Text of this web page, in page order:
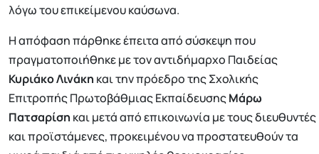
λόγω του επικείμενου καύσωνα.
Η απόφαση πάρθηκε έπειτα από σύσκεψη που
πραγματοποιήθηκε με τον αντιδήμαρχο Παιδείας
ΚυριάκοΛινάκη και την πρόεδρο της Σχολικής
Επιτροπής Πρωτοβάθμιας ΕκπαίδευσηςΜάρω
Πατσαρίση και μετά από επικοινωνία με τους διευθυντές
και προϊστάμενες, προκειμένου να προστατευθούν τα